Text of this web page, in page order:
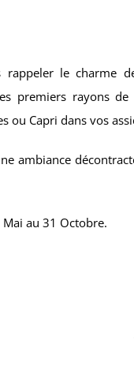
rappeler le charme
premiers rayons
ou Capri dans vos
ambiance
Mai au 31 Octobre.